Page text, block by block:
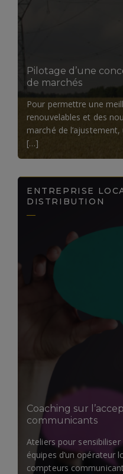
Pilotage d’une
de marchés
Pour permettre une
renouvelables et des
marché de
[…]
ENTREPRISE
DISTRIBUTION
Coaching sur
communicants
Ateliers pour sensibiliser
équipes d’un opérateur
compteurs